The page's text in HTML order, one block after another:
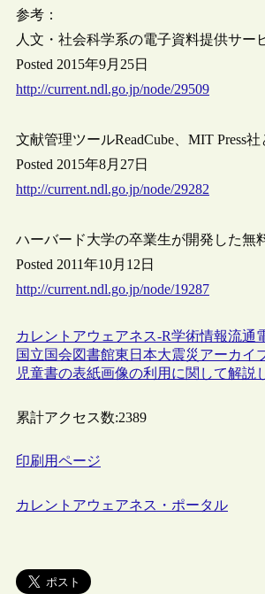
参考：
人文・社会科学系の電子資料提供サー
Posted 2015年9月25日
http://current.ndl.go.jp/node/29509
文献管理ツールReadCube、MIT Press
Posted 2015年8月27日
http://current.ndl.go.jp/node/29282
ハーバード大学の卒業生が開発した無
Posted 2011年10月12日
http://current.ndl.go.jp/node/19287
カレントアウェアネス-R学術情報流通
国立国会図書館東日本大震災アーカ
児童書の表紙画像の利用に関して解説
累計アクセス数:2389
印刷用ページ
カレントアウェアネス・ポータル